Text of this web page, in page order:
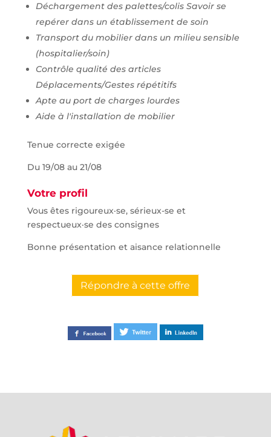
Déchargement des palettes/colis Savoir se
repérer dans un établissement de soin
Transport du mobilier dans un milieu sensible
(hospitalier/soin)
Contrôle qualité des articles
Déplacements/Gestes répétitifs
Apte au port de charges lourdes
Aide à l'installation de mobilier
Tenue correcte exigée
Du 19/08 au 21/08
Votre profil
Vous êtes rigoureux·se, sérieux-se et
respectueux·se des consignes
Bonne présentation et aisance relationnelle
Répondre à cette offre